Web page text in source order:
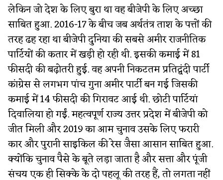
लेकिन जो देश के लिए बुरा था वह बीजेपी के लिए अच्छा
साबित हुआ. 2016-17 के बीच जब अर्थतंत्र ताश के पत्तों की
तरह ढह रहा था बीजेपी दुनिया की सबसे अमीर राजनीतिक
पार्टियों की कतार में खड़ी हो रही थी. इसकी कमाई में 81
फीसदी की बढ़ोतरी हुई. वह अपनी निकटतम प्रतिद्वंदी पार्टी
कांग्रेस से लगभग पांच गुना अमीर पार्टी बन गई जिसकी
कमाई में 14 फीसदी की गिरावट आई थी. छोटी पार्टियां
दिवालिया हो गईं. महत्वपूर्ण राज्य उत्तर प्रदेश में बीजेपी को
जीत मिली और 2019 का आम चुनाव उसके लिए फरारी
कार और पुरानी साइकिल की रेस जैसा आसान साबित हुआ.
क्योंकि चुनाव पैसे के बूते लड़ा जाता है और सत्ता और पूंजी
संचय एक ही सिक्के के दो पहलू की तरह हैं, तो लगता नहीं